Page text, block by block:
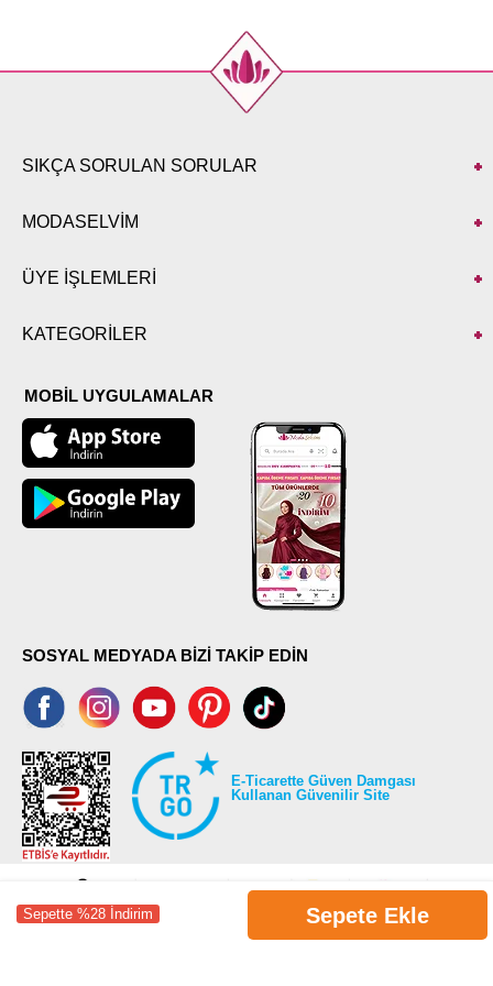
Sepette %28 İndirim Sepete Ekle
SIKÇA SORULAN SORULAR
MODASELVİM
ÜYE İŞLEMLERİ
KATEGORİLER
MOBİL UYGULAMALAR
SOSYAL MEDYADA BİZİ TAKİP EDİN
E-Ticarette Güven Damgası
Kullanan Güvenilir Site
©2026 Tüm modaselvim.com hakları saklıdır.